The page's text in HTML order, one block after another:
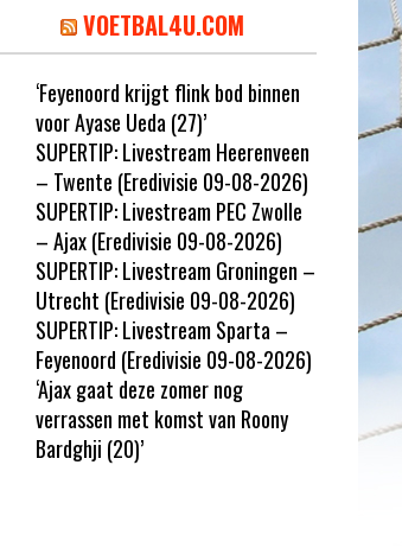
VOETBAL4U.COM
‘Feyenoord krijgt flink bod binnen
voor Ayase Ueda (27)’
SUPERTIP: Livestream Heerenveen
– Twente (Eredivisie 09-08-2026)
SUPERTIP: Livestream PEC Zwolle
– Ajax (Eredivisie 09-08-2026)
SUPERTIP: Livestream Groningen –
Utrecht (Eredivisie 09-08-2026)
SUPERTIP: Livestream Sparta –
Feyenoord (Eredivisie 09-08-2026)
‘Ajax gaat deze zomer nog
verrassen met komst van Roony
Bardghji (20)’